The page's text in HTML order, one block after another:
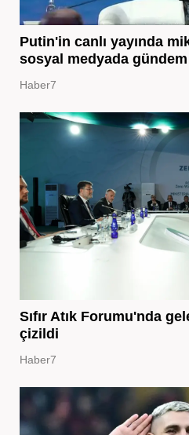
Putin'in canlı yayında
sosyal medyada
Haber7
Sıfır Atık Forumu'nda
çizildi
Haber7